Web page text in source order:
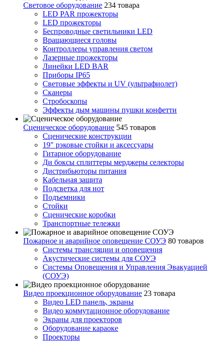
Световое оборудование 234 товара
LED PAR прожекторы
LED прожекторы
Беспроводные светильники LED
Вращающиеся головы
Контроллеры управления светом
Лазерные прожекторы
Линейки LED BAR
Приборы IP65
Световые эффекты и UV (ультрафиолет)
Сканеры
Стробоскопы
Эффекты дым машины пушки конфетти
Сценическое оборудование 545 товаров
Сценические конструкции
19" рэковые стойки и аксесcуары
Гитарное оборудование
Ди боксы сплиттеры мерджеры селекторы
Дистрибьюторы питания
Кабельная защита
Подсветка для нот
Подъемники
Стойки
Сценические коробки
Транспортные тележки
Пожарное и аварийное оповещение СОУЭ 80 товаров
Cистемы трансляции и оповещения
Акустические системы для СОУЭ
Системы Оповещения и Управления Эвакуацией
(СОУЭ)
Видео проекционное оборудование 23 товара
Видео LED панель, экраны
Видео коммутационное оборудование
Экраны для проекторов
Оборудование караоке
Проекторы